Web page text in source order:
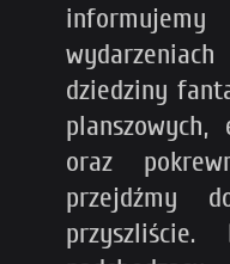
dziedziny
planszowych,
oraz
przejdźmy